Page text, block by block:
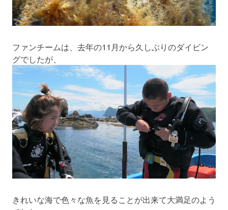
ファンチームは、去年の11月から久しぶりのダイビン
グでしたが、
きれいな海で色々な魚を見ることが出来て大満足のよう